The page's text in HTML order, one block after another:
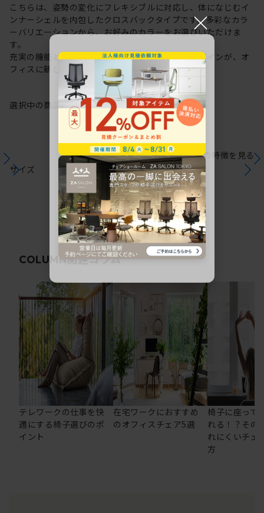
こちらは、姿勢の変化にフレキシブルに対応し、体になじむイ
ンナーシェルを内包したクロスバックタイプです。多彩なカラ
ーバリエーションから、お好みのカラーをお選びいただけま
す。
充実の機能と一体となった透明感のある美しいデザインが、オ
フィスに新しい風を運びます。
選択中の商品情報保証 注意事項
サイズ
シリーズの特徴を見る
COLUMN関連コラム
テレワークの仕事を快
適にする椅子選びのポ
イント
在宅ワークにおすすめ
のオフィスチェア5選
椅子に座って
れる！？その
れにくいチェ
方
×